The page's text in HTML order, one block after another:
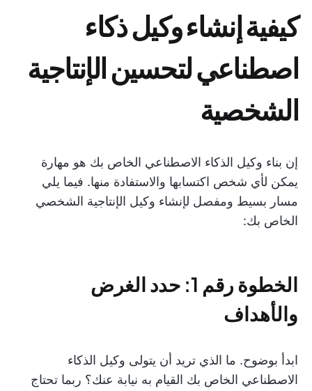
كيفية إنشاء وكيل ذكاء
اصطناعي لتحسين الإنتاجية
الشخصية
إن بناء وكيل الذكاء الاصطناعي الخاص بك هو مهارة
يمكن لأي شخص اكتسابها والاستفادة منها. فيما يلي
مسار بسيط ومفصل لإنشاء وكيل الإنتاجية الشخصي
الخاص بك:
الخطوة رقم 1: حدد الغرض
والأهداف
ابدأ بوضوح. ما الذي تريد أن يتولى وكيل الذكاء
الاصطناعي الخاص بك القيام به نيابة عنك؟ ربما تحتاج